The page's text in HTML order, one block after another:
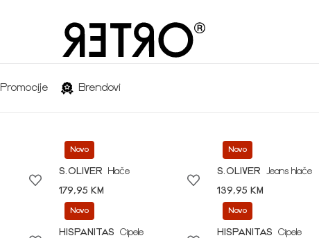
Promocije Brendovi
Novo
S.OLIVER
Hlače
179,95 KM
Novo
S.OLIVER
Jeans hlače
139,95 KM
Novo
HISPANITAS
Cipele
Novo
HISPANITAS
Cipele